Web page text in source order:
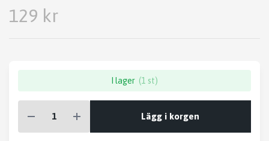
129 kr
I lager (1 st)
Lägg i korgen